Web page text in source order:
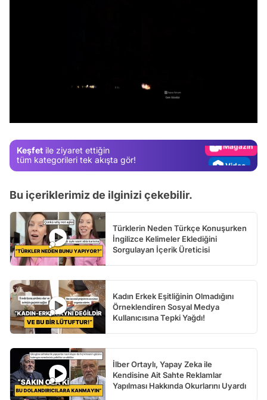
Keşfet ile ziyaret ettiğin
tüm kategorileri tek akışta gör!
Video
Bu içeriklerimiz de ilginizi çekebilir.
Türklerin Neden Türkçe Konuşurken
İngilizce Kelimeler Eklediğini
Sorgulayan İçerik Üreticisi
Kadın Erkek Eşitliğinin Olmadığını
Örneklendiren Sosyal Medya
Kullanıcısına Tepki Yağdı!
İlber Ortaylı, Yapay Zeka ile
Kendisine Ait Sahte Reklamlar
Yapılması Hakkında Okurlarını Uyardı